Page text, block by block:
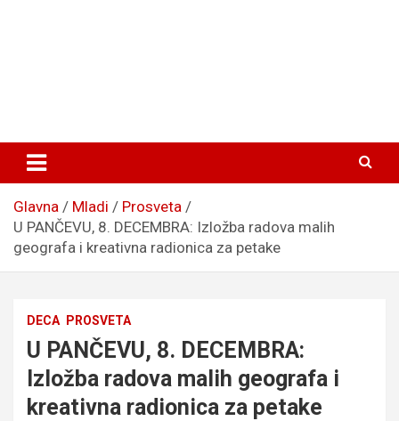
Glavna Mladi
Prosveta
U PANČEVU, 8. DECEMBRA: Izložba radova malih
geografa i kreativna radionica za petake
DECA PROSVETA
U PANČEVU, 8. DECEMBRA:
Izložba radova malih geografa i
kreativna radionica za petake